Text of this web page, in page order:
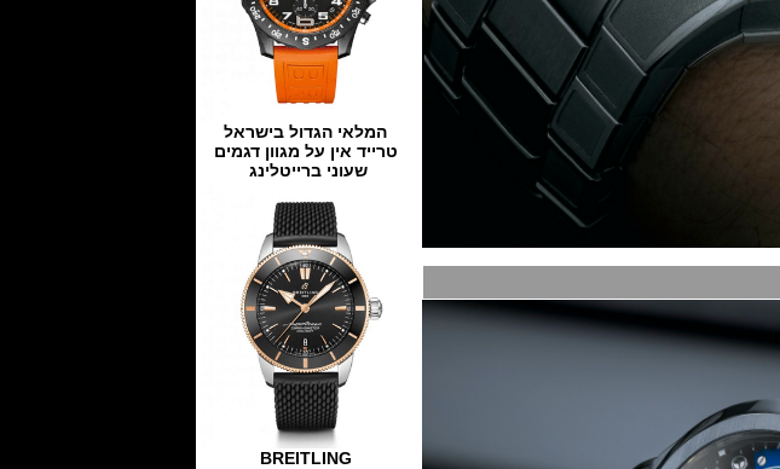
המלאי הגדול בישראל
טרייד אין על מגוון דגמים
שעוני ברייטלינג
BREITLING